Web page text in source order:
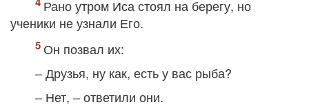
Рано утром Иса стоял на берегу, но
ученики не узнали Его.
Он позвал их:
– Друзья, ну как, есть у вас рыба?
– Нет, – ответили они.